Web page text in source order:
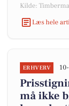
Kilde:
Læs hele
ERHVERV
må ikke